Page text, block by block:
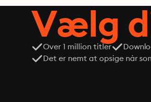
Vælg
Over 1 million titler
Det er nemt at opsige når